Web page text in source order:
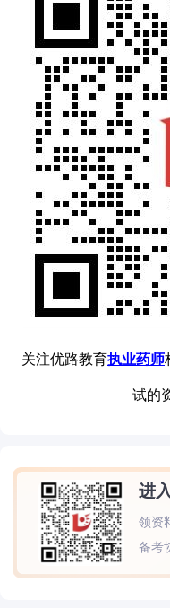
关注优路教育执业药师
试的
进
领资
备考